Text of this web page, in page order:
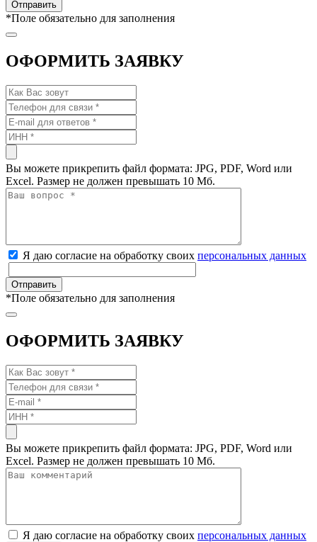
*Поле обязательно для заполнения
ОФОРМИТЬ ЗАЯВКУ
Вы можете прикрепить файл формата: JPG, PDF, Word или
Excel. Размер не должен превышать 10 Мб.
Я даю согласие на обработку своих персональных данных
*Поле обязательно для заполнения
ОФОРМИТЬ ЗАЯВКУ
Вы можете прикрепить файл формата: JPG, PDF, Word или
Excel. Размер не должен превышать 10 Мб.
Я даю согласие на обработку своих персональных данных